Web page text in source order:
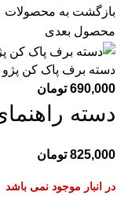
بازگشت به محصولات
محصول بعدی
دسته برف پاک کن پژو 206 کروز
690,000 تومان
دسته
825,000 تومان
در انبار موجود نمی باشد